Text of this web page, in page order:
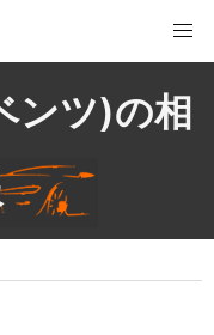
ンツ)の相